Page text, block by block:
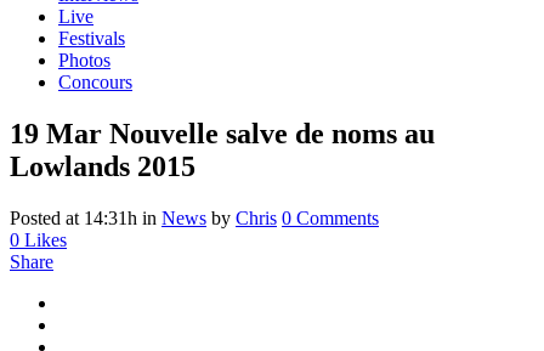
Live
Festivals
Photos
Concours
19 Mar Nouvelle salve de noms au
Lowlands 2015
Posted at 14:31h in News by Chris 0 Comments
0 Likes
Share